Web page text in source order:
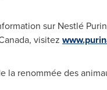
sur Nestlé
, visitez
la renommée des